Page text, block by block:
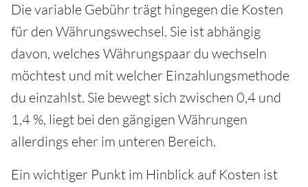
Die variable Gebühr trägt hingegen die Kosten
für den Währungswechsel. Sie ist abhängig
davon, welches Währungspaar du wechseln
möchtest und mit welcher Einzahlungsmethode
du einzahlst. Sie bewegt sich zwischen 0,4 und
1,4 %, liegt bei den gängigen Währungen
allerdings eher im unteren Bereich.
Ein wichtiger Punkt im Hinblick auf Kosten ist